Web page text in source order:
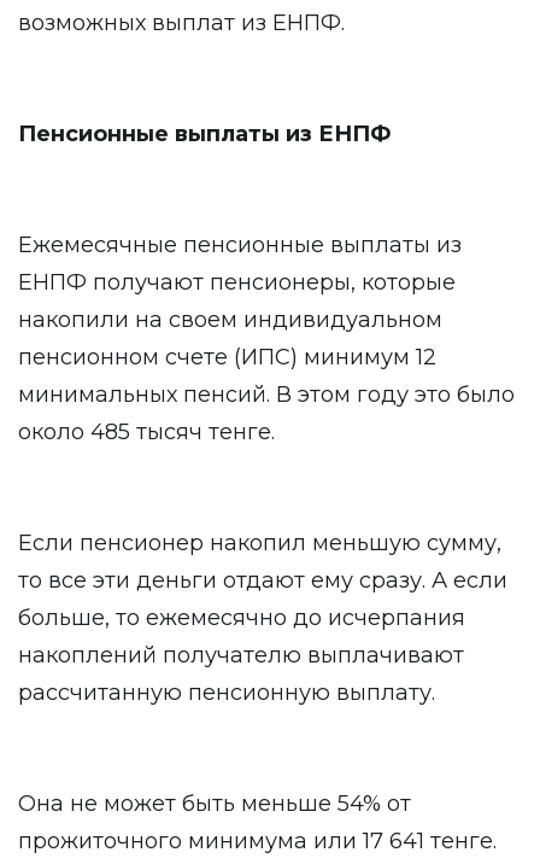
возможных выплат из ЕНПФ.
Пенсионные выплаты из ЕНПФ
Ежемесячные пенсионные выплаты из
ЕНПФ получают пенсионеры, которые
накопили на своем индивидуальном
пенсионном счете (ИПС) минимум 12
минимальных пенсий. В этом году это было
около 485 тысяч тенге.
Если пенсионер накопил меньшую сумму,
то все эти деньги отдают ему сразу. А если
больше, то ежемесячно до исчерпания
накоплений получателю выплачивают
рассчитанную пенсионную выплату.
Она не может быть меньше 54% от
прожиточного минимума или 17 641 тенге.